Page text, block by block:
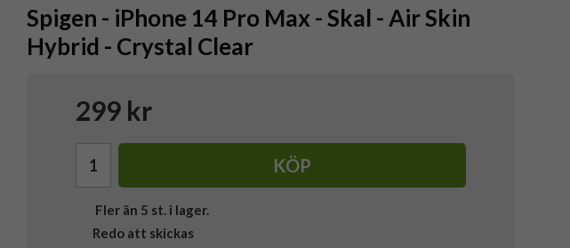
Spigen - iPhone 14 Pro Max - Skal - Air Skin
Hybrid - Crystal Clear
299 kr
KÖP
Fler än 5 st. i lager.
Redo att skickas